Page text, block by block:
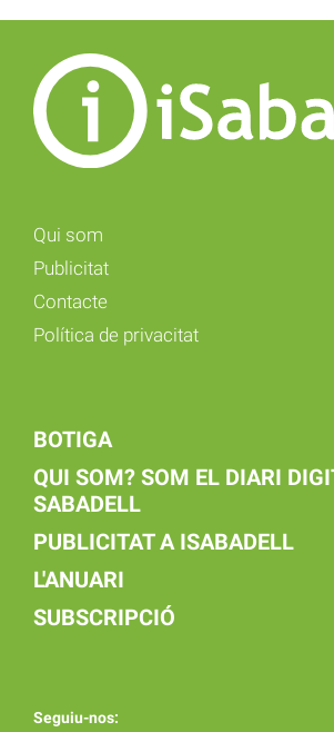
Qui som
Publicitat
Contacte
Política de privacitat
BOTIGA
QUI SOM? SOM EL DIARI
SABADELL
PUBLICITAT A ISABADELL
L'ANUARI
SUBSCRIPCIÓ
Seguiu-nos: